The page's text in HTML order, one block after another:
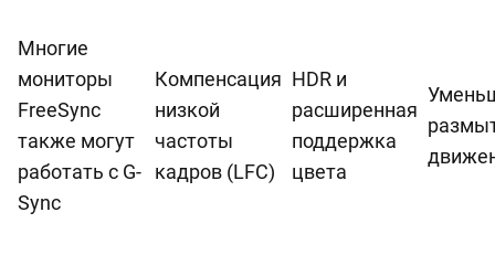
Многие
мониторы
FreeSync
также могут
работать с G-
Sync
Компенсация
низкой
частоты
кадров (LFC)
HDR и
расширенная
поддержка
цвета